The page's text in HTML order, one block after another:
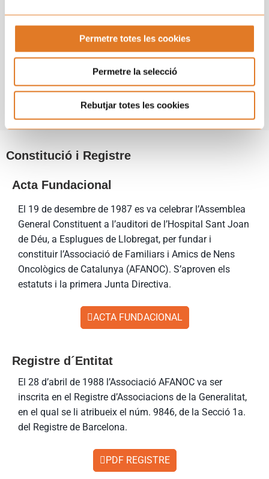
Permetre totes les cookies
Permetre la selecció
Rebutjar totes les cookies
ser associats i majors d’edat, es fa per votació de l
exerceixen el càrrec gratuïtament. Els membres de la
Junta directiva exerciran el seu càrrec durant un període
de tres anys, sense perjudici de que puguin ser reelegits.
Es poden consultar els estatuts complets en el pdf
Constitució i Registre
Acta Fundacional
El 19 de desembre de 1987 es va celebrar l’Assemblea
General Constituent a l’auditori de l’Hospital Sant Joan
de Déu, a Esplugues de Llobregat, per fundar i
constituir l’Associació de Familiars i Amics de Nens
Oncològics de Catalunya (AFANOC). S’aproven els
estatuts i la primera Junta Directiva.
ACTA FUNDACIONAL
Registre d´Entitat
El 28 d’abril de 1988 l’Associació AFANOC va ser
inscrita en el Registre d’Associacions de la Generalitat,
en el qual se li atribueix el núm. 9846, de la Secció 1a.
del Registre de Barcelona.
PDF REGISTRE